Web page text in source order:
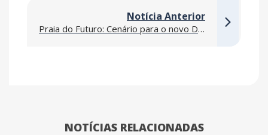
Notícia Anterior
Praia do Futuro: Cenário para o novo Data Center
NOTÍCIAS RELACIONADAS